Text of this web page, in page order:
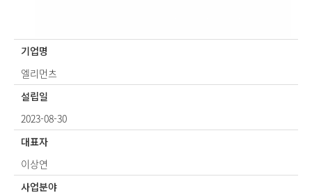
기업명
엘리먼츠
설립일
2023-08-30
대표자
이상연
사업분야